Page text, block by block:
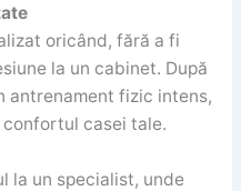
oricând, fără a fi
la un cabinet. După
antrenament fizic intens,
casei tale.
la un specialist, unde